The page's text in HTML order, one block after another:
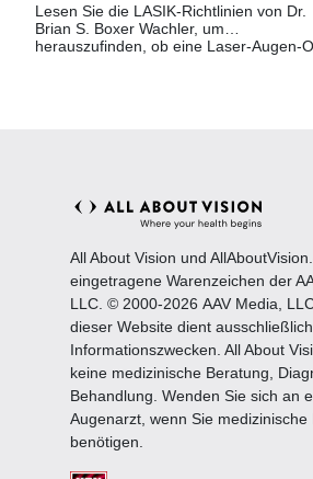
Lesen Sie die LASIK-Richtlinien von Dr.
Brian S. Boxer Wachler, um
herauszufinden, ob eine Laser-Augen-
All About Vision und
eingetragene Warenzeichen der
LLC. © 2000-2026 AAV Media,
dieser Website dient ausschließlich
Informationszwecken. All About
keine medizinische Beratung,
Behandlung. Wenden Sie sich an
Augenarzt, wenn Sie medizinische
benötigen.